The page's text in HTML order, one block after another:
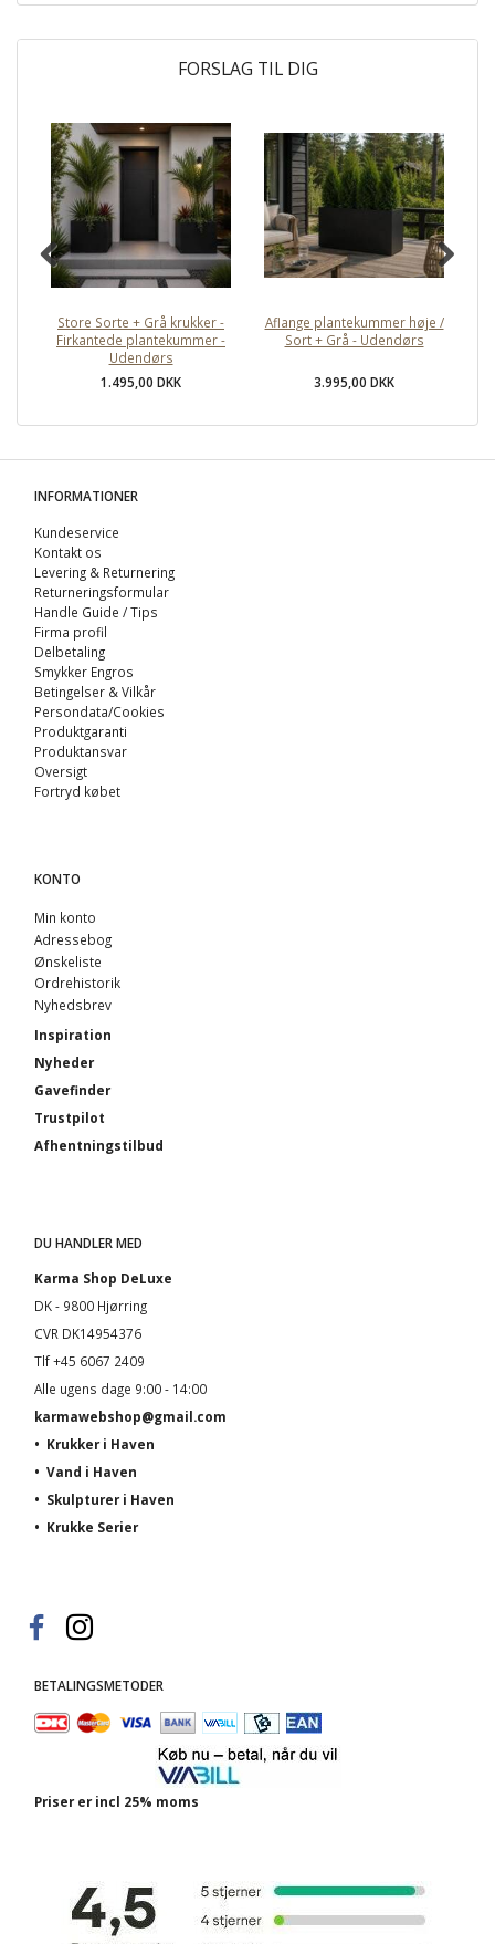
FORSLAG TIL DIG
Store Sorte + Grå krukker -
Firkantede plantekummer -
Udendørs
1.495,00 DKK
Aflange plantekummer høje /
Sort + Grå - Udendørs
3.995,00 DKK
INFORMATIONER
Kundeservice
Kontakt os
Levering & Returnering
Returneringsformular
Handle Guide / Tips
Firma profil
Delbetaling
Smykker Engros
Betingelser & Vilkår
Persondata/Cookies
Produktgaranti
Produktansvar
Oversigt
Fortryd købet
KONTO
Min konto
Adressebog
Ønskeliste
Ordrehistorik
Nyhedsbrev
Inspiration
Nyheder
Gavefinder
Trustpilot
Afhentningstilbud
DU HANDLER MED
Karma Shop DeLuxe
DK - 9800 Hjørring
CVR DK14954376
Tlf +45 6067 2409
Alle ugens dage 9:00 - 14:00
karmawebshop@gmail.com
• Krukker i Haven
• Vand i Haven
• Skulpturer i Haven
• Krukke Serier
BETALINGSMETODER
Priser er incl 25% moms